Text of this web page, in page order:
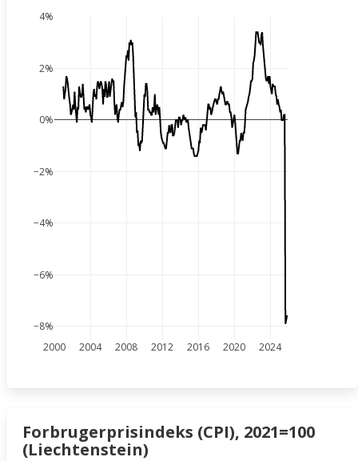
2000 2004 2008 2012 2016 2020 2024
−8%
−6%
−4%
−2%
0%
2%
4%
Forbrugerprisindeks (CPI), 2021=100
(Liechtenstein)